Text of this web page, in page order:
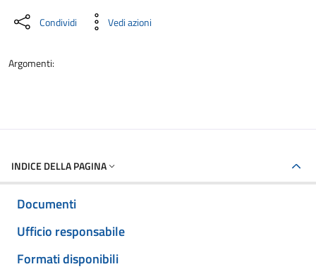
Condividi Vedi azioni
Argomenti:
INDICE DELLA PAGINA
Documenti
Ufficio responsabile
Formati disponibili